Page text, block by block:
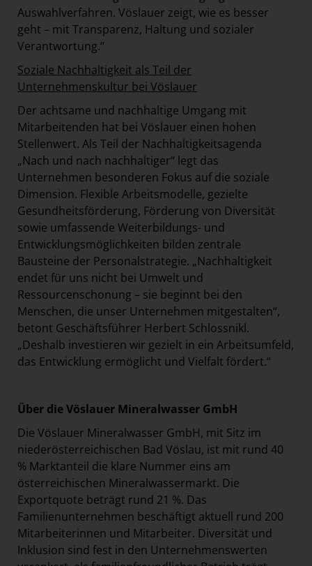
Auswahlverfahren. Vöslauer zeigt, wie es besser
geht – mit Transparenz, Haltung und sozialer
Verantwortung.“
Soziale Nachhaltigkeit als Teil der
Unternehmenskultur bei Vöslauer
Der achtsame und nachhaltige Umgang mit
Mitarbeitenden hat bei Vöslauer einen hohen
Stellenwert. Als Teil der Nachhaltigkeitsagenda
„Nach und nach nachhaltiger“ legt das
Unternehmen besonderen Fokus auf die soziale
Dimension. Flexible Arbeitsmodelle, gezielte
Gesundheitsförderung, Förderung von Diversität
sowie umfassende Weiterbildungs- und
Entwicklungsmöglichkeiten bilden zentrale
Bausteine der Personalstrategie. „Nachhaltigkeit
endet für uns nicht bei Umwelt und
Ressourcenschonung – sie beginnt bei den
Menschen, die unser Unternehmen mitgestalten“,
betont Geschäftsführer Herbert Schlossnikl.
„Deshalb investieren wir gezielt in ein Arbeitsumfeld,
das Entwicklung ermöglicht und Vielfalt fördert.“
Über die Vöslauer Mineralwasser GmbH
Die Vöslauer Mineralwasser GmbH, mit Sitz im
niederösterreichischen Bad Vöslau, ist mit rund 40
% Marktanteil die klare Nummer eins am
österreichischen Mineralwassermarkt. Die
Exportquote beträgt rund 21 %. Das
Familienunternehmen beschäftigt aktuell rund 200
Mitarbeiterinnen und Mitarbeiter. Diversität und
Inklusion sind fest in den Unternehmenswerten